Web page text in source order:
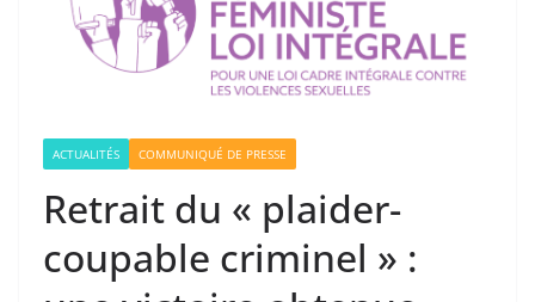
ACTUALITÉS COMMUNIQUÉ DE PRESSE
Retrait du « plaider-
coupable criminel » :